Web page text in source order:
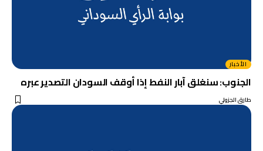
الأخبار
الجنوب: سنغلق آبار النفط إذا أوقف السودان التصدير عبره
طارق الجزولي